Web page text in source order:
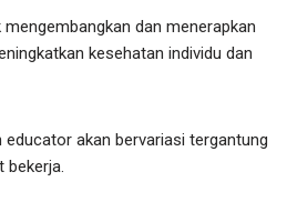
dan menerapkan
kesehatan individu dan
akan bervariasi tergantung
bekerja.